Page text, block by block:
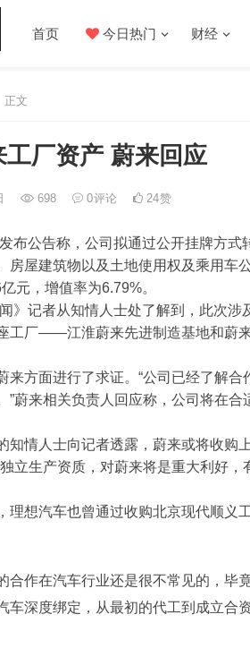
首页 今日热门 财经
正文
厂资产 蔚来回应
698 0评论 24赞
发布公告称，公司拟通过公开挂牌方
房屋建筑物以及土地使用权及乘用车
元，增值率为6.79%。
》记者从知情人士处了解到，此次
工厂——江淮蔚来先进制造基地和蔚
来方面进行了求证。“公司已经了解
”蔚来相关负责人回应称，公司将在
知情人士向记者透露，蔚来或将收购
立生产资质，对蔚来将是重大利好
理想汽车也曾通过收购北京现代顺义
合作在汽车行业还是很不常见的，毕
车深度绑定，从最初的代工到成立合